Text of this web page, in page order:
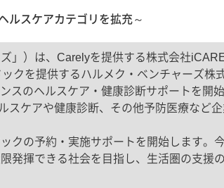
ルスケアカテゴリを拡充～
」）は、Carelyを提供する株式会社
クを提供するハルメク・ベンチャーズ株
のヘルスケア・健康診断サポートを開始
スケアや健康診断、その他予防医療など
クの予約・実施サポートを開始します。
発揮できる社会を目指し、生活圏の支援